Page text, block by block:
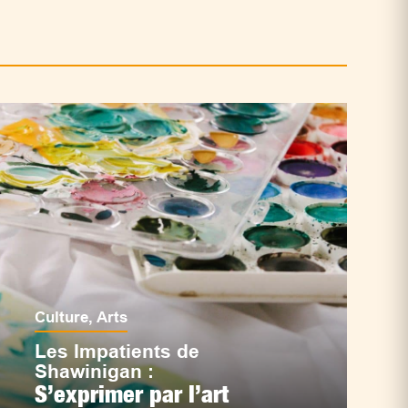
Culture, Arts
Les Impatients de
Shawinigan :
S’exprimer par l’art